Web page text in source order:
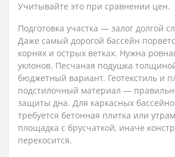
Учитывайте это при сравнении цен.
Подготовка участка — залог долгой
Даже самый дорогой бассейн
корнях и острых ветках. Нужна
уклонов. Песчаная подушка
бюджетный вариант. Геотекстиль и
подстилочный материал —
защиты дна. Для каркасных
требуется бетонная плитка или
площадка с брусчаткой, иначе
перекосится.